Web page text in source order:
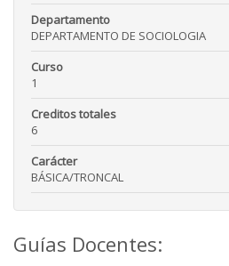
Departamento
DEPARTAMENTO DE SOCIOLOGIA
Curso
1
Creditos totales
6
Carácter
BÁSICA/TRONCAL
Guías Docentes: